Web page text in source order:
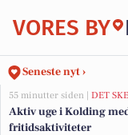
VORES BY
Seneste nyt ›
55 minutter siden | DET
Aktiv uge i Kolding
fritidsaktiviteter